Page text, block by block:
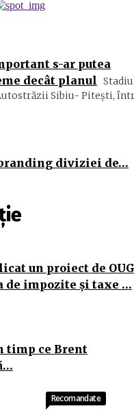
s-ar putea
decât planul
Sibiu- Piteşti,
diviziei de…
un proiect de OUG
de impozite şi taxe …
timp ce Brent
Recomandate